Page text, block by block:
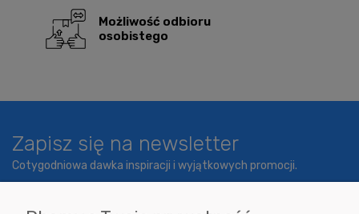
Możliwość odbioru
osobistego
Zapisz się na newsletter
Cotygodniowa dawka inspiracji i wyjątkowych promocji.